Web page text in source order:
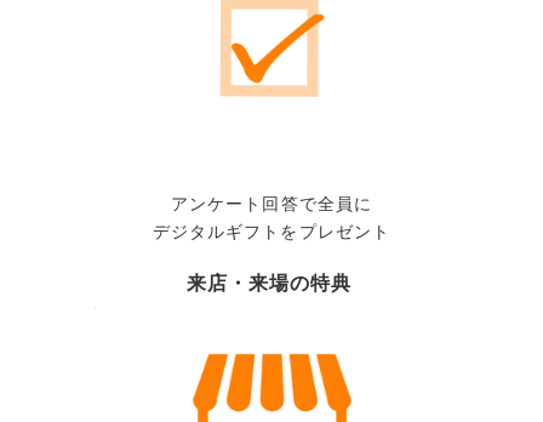
アンケート回答で全員に
デジタルギフトをプレゼント
来店・来場の特典